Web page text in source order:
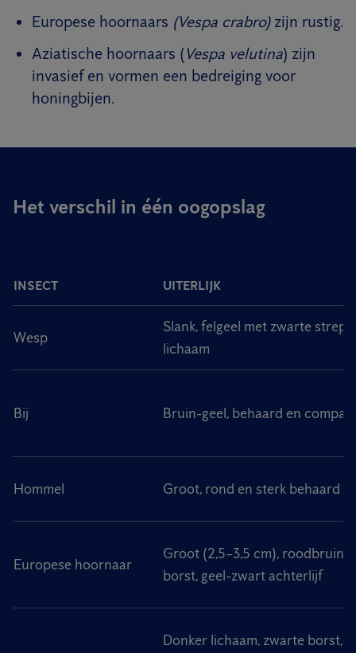
Europese hoornaars (Vespa crabro)zijn rustig.
Aziatische hoornaars (Vespa velutina) zijn
invasief en vormen een bedreiging voor
honingbijen.
Het verschil in één oogopslag
INSECT UITERLIJK
Wesp
Slank, felgeel met zwarte
lichaam
Bij Bruin-geel, behaard en
Hommel Groot, rond en sterk behaard
Europese hoornaar
Groot (2,5–3,5 cm), roodbruine
borst, geel-zwart achterlijf
Donker lichaam, zwarte borst,